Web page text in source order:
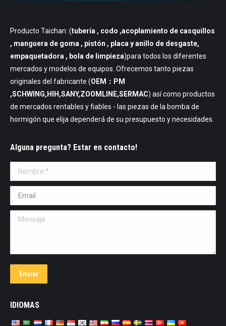
Producto Taichan: (tubería , codo ,acoplamiento de casquillos
, manguera de goma , pistón , placa y anillo de desgaste,
empaquetadora , bola de limpieza)para todos los diferentes
mercados y modelos de equipos. Ofrecemos tanto piezas
originales del fabricante (OEM：PM
,SCHWING,HIH,SANY,ZOOMLINE,SERMAC) así como productos
de mercados rentables y fiables - las piezas de la bomba de
hormigón que elija dependerá de su presupuesto y necesidades.
Alguna pregunta? Estar en contacto!
Nombre *
Email *
Mensaje
Enviar
IDIOMAS